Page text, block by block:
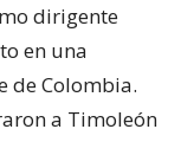
dirigente
en una
de Colombia.
a Timoleón